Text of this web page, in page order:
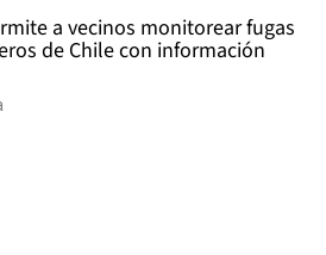
a vecinos monitorear fugas
de Chile con información